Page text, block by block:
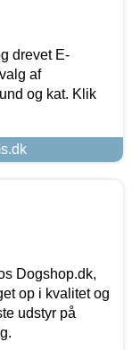
drevet E-
af
og kat. Klik
Dogshop.dk,
op i kvalitet og
udstyr på